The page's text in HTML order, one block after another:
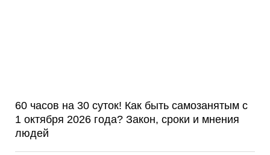
60 часов на 30 суток! Как быть самозанятым с
1 октября 2026 года? Закон, сроки и мнения
людей